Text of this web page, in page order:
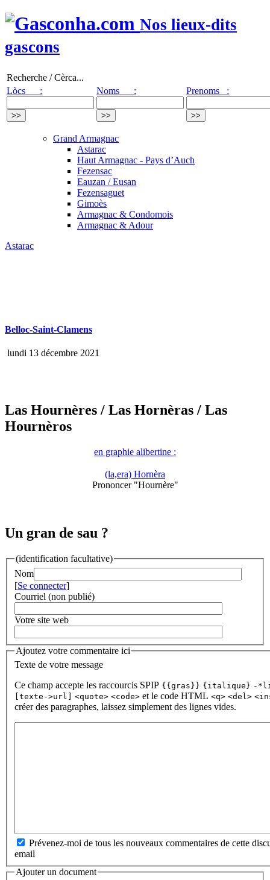
Nos lieux-dits
gascons
Recherche / Cèrca...
Lòcs :
Noms : Prenoms :
Grand Armagnac
Astarac
Haut Armagnac - Pays d’Auch
Fezensac
Eauzan / Eusan
Fezensaguet
Gimoès
Armagnac & Condomois
Armagnac & Adour
Astarac
Belloc-Saint-Clamens
lundi 13 décembre 2021
Las Hournères / Las Hornèras / Las
Hournèros
en graphie alibertine :
(la,era) Hornèra
Prononcer "Hournère"
Un gran de sau ?
(identification facultative)
Nom
[Se connecter]
Courriel (non publié)
Votre site web
Ajoutez votre commentaire ici
Texte de votre message
Ce champ accepte les raccourcis SPIP {{gras}} {italique} -
[texte->url]
<quote> <code> et le code HTML <q> <del>
créer des paragraphes, laissez simplement des lignes vides.
Prévenez-moi de tous les nouveaux commentaires de cette
email
Ajouter un document